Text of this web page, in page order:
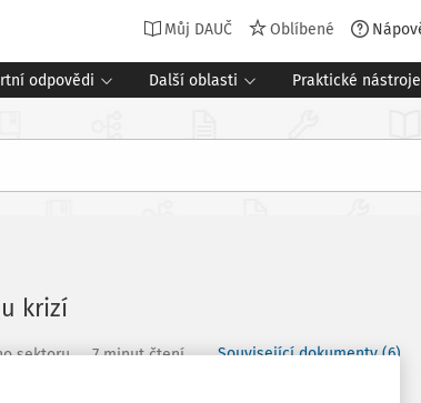
Můj DAUČ Oblíbené
odpovědi Další oblasti Praktické nástroje
krizí
sektoru 7 minut čtení Související dokumenty (6)